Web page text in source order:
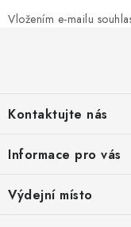
Vložením e-mailu
aKontaktujte nás
Pomůžeme vám s
Potřebujete s něčím
Informace pro vás
Kontakty
Výdejní místo